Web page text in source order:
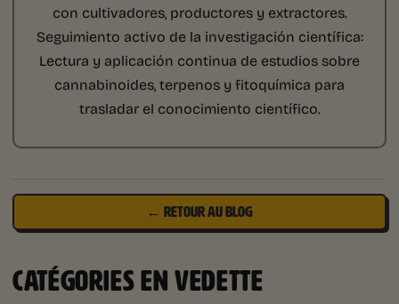
con cultivadores, productores y extractores.
Seguimiento activo de la investigación científica:
Lectura y aplicación continua de estudios sobre
cannabinoides, terpenos y fitoquímica para
trasladar el conocimiento científico.
← RETOUR AU BLOG
CATÉGORIES EN VEDETTE